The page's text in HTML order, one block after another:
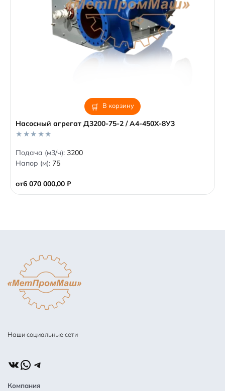
В корзину
Насосный агрегат Д3200-75-2 / А4-450Х-8У3
от6 070 000,00 ₽
0
o
u
f
5
Подача (м3/ч): 3200
Напор (м): 75
Наши социальные сети
ВКонтакте
WhatsApp
Telegram
Компания